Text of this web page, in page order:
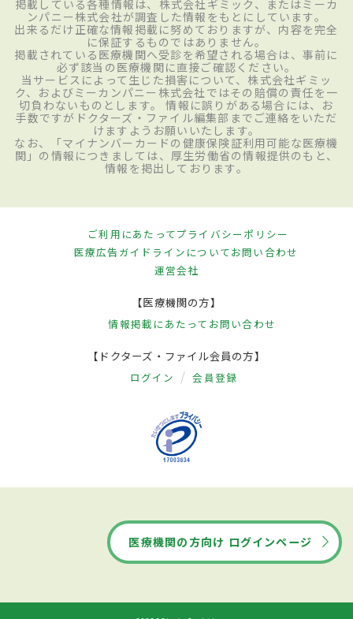
掲載している各種情報は、株式会社ギミック、またはミーカ
ンパニー株式会社が調査した情報をもとにしています。
出来るだけ正確な情報掲載に努めておりますが、内容を完全
に保証するものではありません。
掲載されている医療機関へ受診を希望される場合は、事前に
必ず該当の医療機関に直接ご確認ください。
当サービスによって生じた損害について、株式会社ギミッ
ク、およびミーカンパニー株式会社ではその賠償の責任を一
切負わないものとします。 情報に誤りがある場合には、お
手数ですがドクターズ・ファイル編集部までご連絡をいただ
けますようお願いいたします。
なお、「マイナンバーカードの健康保険証利用可能な医療機
関」の情報につきましては、厚生労働省の情報提供のもと、
情報を掲出しております。
ご利用にあたってプライバシーポリシー
医療広告ガイドラインについてお問い合わせ
運営会社
【医療機関の方】
情報掲載にあたって お問い合わせ
【ドクターズ・ファイル会員の方】
ログイン 会員登録
医療機関の方向け ログインページ